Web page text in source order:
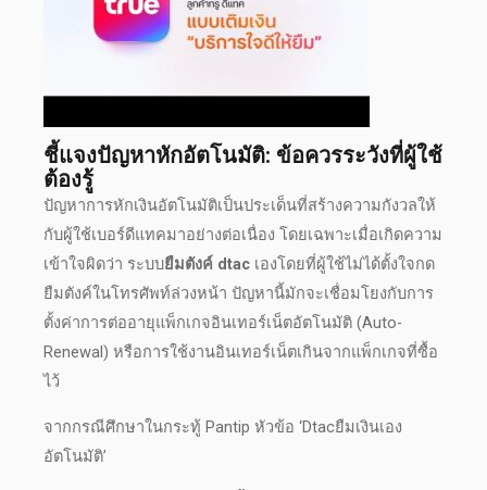
ชี้แจงปัญหาหักอัตโนมัติ: ข้อควรระวังที่ผู้ใช้
ต้องรู้
ปัญหาการหักเงินอัตโนมัติเป็นประเด็นที่สร้างความกังวลให้
กับผู้ใช้เบอร์ดีแทคมาอย่างต่อเนื่อง โดยเฉพาะเมื่อเกิดความ
เข้าใจผิดว่า ระบบยืมตังค์ dtac เองโดยที่ผู้ใช้ไม่ได้ตั้งใจกด
ยืมตังค์ในโทรศัพท์ล่วงหน้า ปัญหานี้มักจะเชื่อมโยงกับการ
ตั้งค่าการต่ออายุแพ็กเกจอินเทอร์เน็ตอัตโนมัติ (Auto-
Renewal) หรือการใช้งานอินเทอร์เน็ตเกินจากแพ็กเกจที่ซื้อ
ไว้
จากกรณีศึกษาในกระทู้ Pantip หัวข้อ ‘Dtacยืมเงินเอง
อัตโนมัติ’